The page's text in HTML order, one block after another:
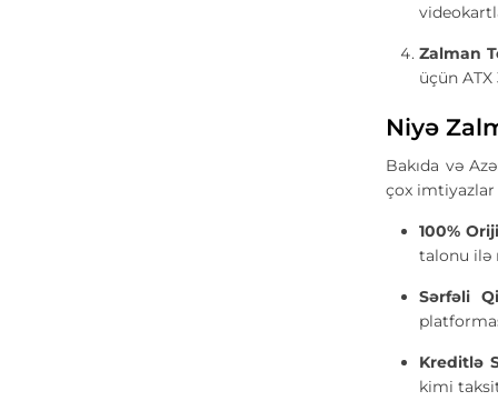
Zalman
üçün
Niyə
Bakıda və
çox
100%
talonu ilə
Sərfəli
Kreditlə
kimi